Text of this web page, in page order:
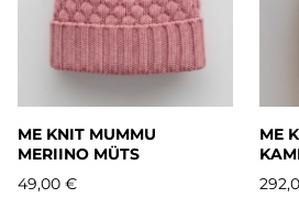
ME KNIT MUMMU
MERIINO MÜTS
49,00 €
ME